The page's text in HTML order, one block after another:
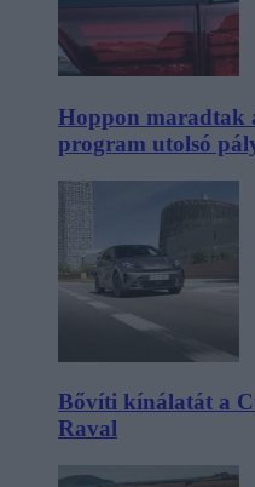
Hoppon maradtak
program utolsó
Bővíti kínálatát a
Raval